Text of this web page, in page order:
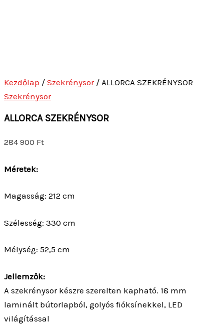
Kezdőlap / Szekrénysor/ ALLORCA SZEKRÉNYSOR
Szekrénysor
ALLORCA SZEKRÉNYSOR
284 900 Ft
Méretek:
Magasság: 212 cm
Szélesség: 330 cm
Mélység: 52,5 cm
Jellemzők:
A szekrénysor készre szerelten kapható. 18 mm
laminált bútorlapból, golyós fióksínekkel, LED
világítással